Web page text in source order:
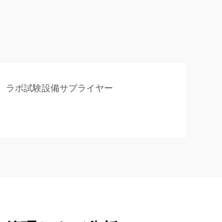
ラボ試験設備サプライヤー